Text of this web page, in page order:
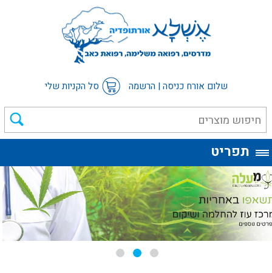
שלום אורח כניסה | הרשמה סל הקניות שלי
תפריט